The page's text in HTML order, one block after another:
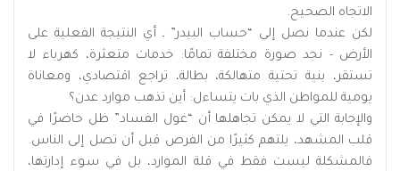
الاتجاه الصحيح.
لكن عندما نصل إلى “حساب البيدر” ـ أي النتيجة الفعلية على
الأرض - نجد صورة مختلفة تمامًا: خدمات متعثرة، كهرباء لا
تستقر، بنية تحتية متهالكة، بطالة، تراجع اقتصادي، ومعاناة
يومية للمواطن الذي بات يتساءل: أين تذهب موارد عدن؟
والإجابة التي لا يمكن تجاهلها أن “غول الفساد” ظل حاضرًا في
قلب المشهد، يلتهم كثيرًا من الفرص قبل أن تصل إلى الناس.
فالمشكلة ليست فقط في قلة الموارد، بل في سوء إدارتها،